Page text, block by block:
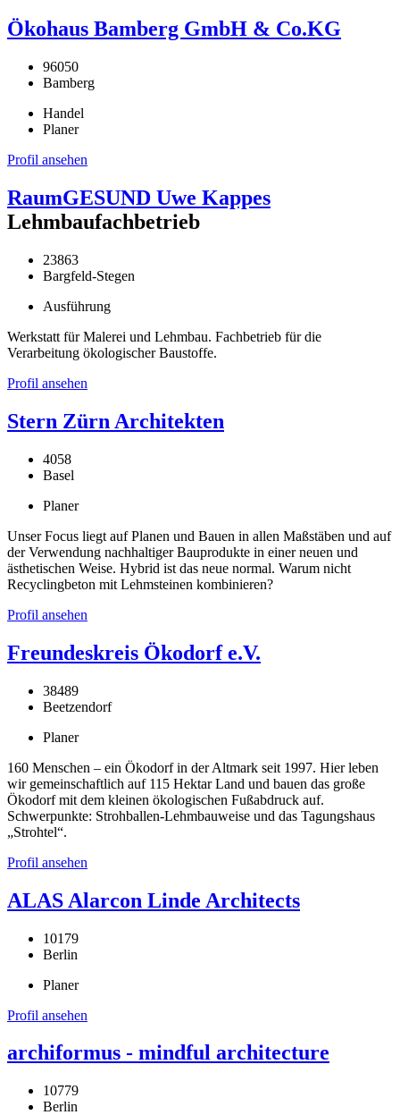
Ökohaus Bamberg GmbH & Co.KG
96050
Bamberg
Handel
Planer
Profil ansehen
RaumGESUND Uwe Kappes
Lehmbaufachbetrieb
23863
Bargfeld-Stegen
Ausführung
Werkstatt für Malerei und Lehmbau. Fachbetrieb für die
Verarbeitung ökologischer Baustoffe.
Profil ansehen
Stern Zürn Architekten
4058
Basel
Planer
Unser Focus liegt auf Planen und Bauen in allen Maßstäben und auf
der Verwendung nachhaltiger Bauprodukte in einer neuen und
ästhetischen Weise. Hybrid ist das neue normal. Warum nicht
Recyclingbeton mit Lehmsteinen kombinieren?
Profil ansehen
Freundeskreis Ökodorf e.V.
38489
Beetzendorf
Planer
160 Menschen – ein Ökodorf in der Altmark seit 1997. Hier leben
wir gemeinschaftlich auf 115 Hektar Land und bauen das große
Ökodorf mit dem kleinen ökologischen Fußabdruck auf.
Schwerpunkte: Strohballen-Lehmbauweise und das Tagungshaus
„Strohtel“.
Profil ansehen
ALAS Alarcon Linde Architects
10179
Berlin
Planer
Profil ansehen
archiformus - mindful architecture
10779
Berlin